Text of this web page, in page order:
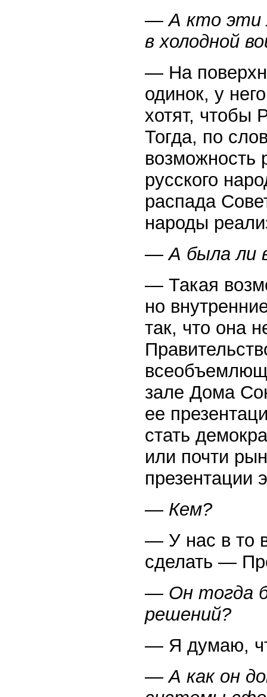
— А кто эти
в холодной
— На
одинок, у
хотят, чтобы
Тогда, по
возможность
русского
распада
народы
— А была ли
— Такая
но
так, что она
зале Дома
ее
стать
или почти
презентации
— Кем?
— У нас в то
сделать —
— Он тогда
решений?
— Я думаю,
— А как он